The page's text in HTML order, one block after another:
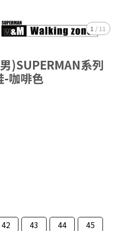
1 / 11
)SUPERMAN系列
-咖啡色
42 43 44
45